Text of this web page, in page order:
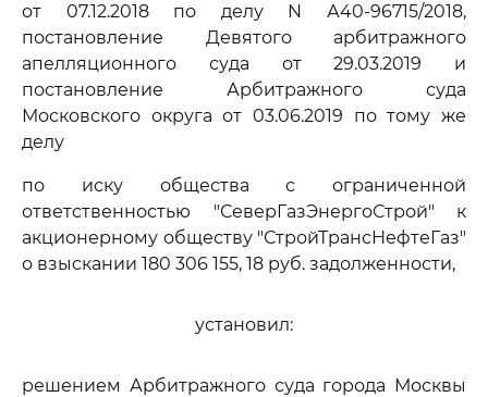
от 07.12.2018 по делу N А40-96715/2018,
постановление Девятого арбитражного
апелляционного суда от 29.03.2019 и
постановление Арбитражного суда
Московского округа от 03.06.2019 по тому же
делу
по иску общества с ограниченной
ответственностью "СеверГазЭнергоСтрой" к
акционерному обществу "СтройТрансНефтеГаз"
о взыскании 180 306 155, 18 руб. задолженности,
установил:
решением Арбитражного суда города Москвы